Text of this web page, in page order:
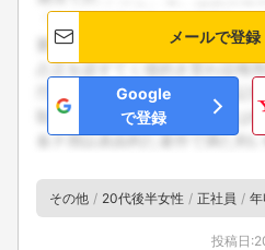
メールで登録
Google
で登録
その他 20代後半女性 正社員
投稿日: